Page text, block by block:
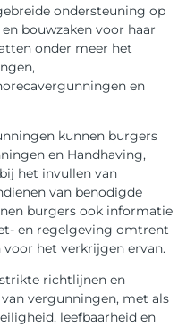
ondersteuning op
bouwzaken voor haar
onder meer het
en
kunnen burgers
en Handhaving,
het invullen van
van benodigde
burgers ook informatie
en regelgeving omtrent
het verkrijgen ervan.
richtlijnen en
vergunningen, met als
leefbaarheid en